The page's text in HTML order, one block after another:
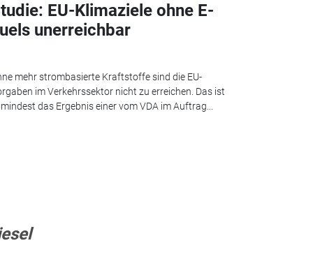
EU-Klimaziele ohne E-
unerreichbar
mehr strombasierte Kraftstoffe sind die EU-
im Verkehrssektor nicht zu erreichen. Das ist
das Ergebnis einer vom VDA im Auftrag...